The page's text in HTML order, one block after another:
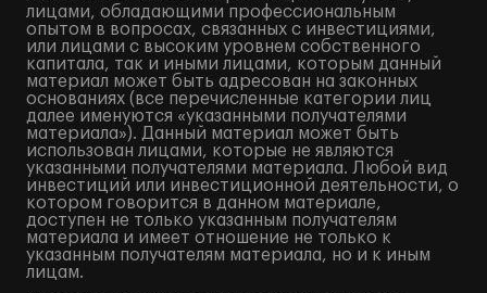
лицами, обладающими профессиональным
опытом в вопросах, связанных с инвестициями,
или лицами с высоким уровнем собственного
капитала, так и иными лицами, которым данный
материал может быть адресован на законных
основаниях (все перечисленные категории лиц
далее именуются «указанными получателями
материала»). Данный материал может быть
использован лицами, которые не являются
указанными получателями материала. Любой вид
инвестиций или инвестиционной деятельности, о
котором говорится в данном материале,
доступен не только указанным получателям
материала и имеет отношение не только к
указанным получателям материала, но и к иным
лицам.